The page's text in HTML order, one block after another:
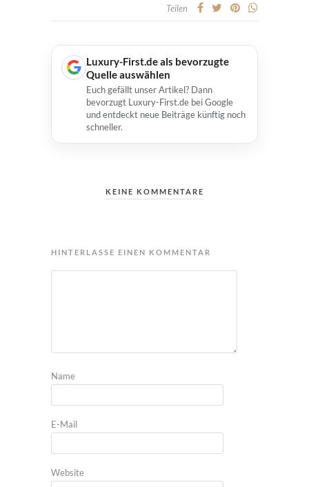
Teilen
Luxury-First.de als bevorzugte
Quelle auswählen
Euch gefällt unser Artikel? Dann
bevorzugt Luxury-First.de bei Google
und entdeckt neue Beiträge künftig noch
schneller.
KEINE KOMMENTARE
HINTERLASSE EINEN KOMMENTAR
Name
E-Mail
Website